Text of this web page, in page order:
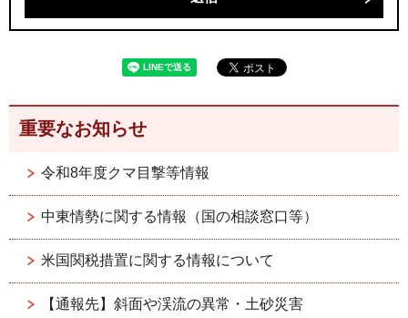
重要なお知らせ
令和8年度クマ目撃等情報
中東情勢に関する情報（国の相談窓口等）
米国関税措置に関する情報について
【通報先】斜面や渓流の異常・土砂災害